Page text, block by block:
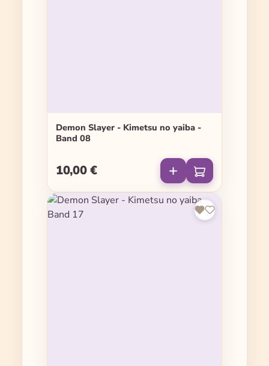
Demon Slayer - Kimetsu no yaiba -
Band 08
Regulärer Preis:
10,00 €